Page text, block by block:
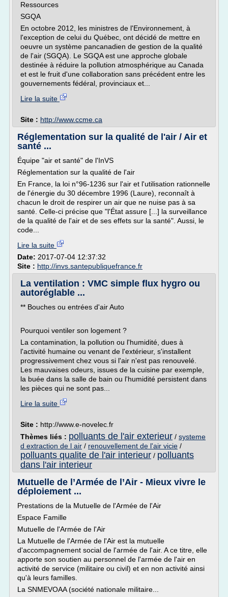
Ressources
SGQA
En octobre 2012, les ministres de l'Environnement, à
l'exception de celui du Québec, ont décidé de mettre en
oeuvre un système pancanadien de gestion de la qualité
de l'air (SGQA). Le SGQA est une approche globale
destinée à réduire la pollution atmosphérique au Canada
et est le fruit d'une collaboration sans précédent entre les
gouvernements fédéral, provinciaux et...
Lire la suite
Site : http://www.ccme.ca
Réglementation sur la qualité de l'air / Air et
santé ...
Équipe "air et santé" de l'InVS
Réglementation sur la qualité de l'air
En France, la loi n°96-1236 sur l'air et l'utilisation rationnelle
de l'énergie du 30 décembre 1996 (Laure), reconnaît à
chacun le droit de respirer un air que ne nuise pas à sa
santé. Celle-ci précise que "l'État assure [...] la surveillance
de la qualité de l'air et de ses effets sur la santé". Aussi, le
code...
Lire la suite
Date: 2017-07-04 12:37:32
Site : http://invs.santepubliquefrance.fr
La ventilation : VMC simple flux hygro ou
autoréglable ...
** Bouches ou entrées d'air Auto
Pourquoi ventiler son logement ?
La contamination, la pollution ou l'humidité, dues à
l'activité humaine ou venant de l'extérieur, s'installent
progressivement chez vous si l'air n'est pas renouvelé.
Les mauvaises odeurs, issues de la cuisine par exemple,
la buée dans la salle de bain ou l'humidité persistent dans
les pièces qui ne sont pas...
Lire la suite
Site : http://www.e-novelec.fr
Thèmes liés : polluants de l'air exterieur / systeme
d extraction de l air / renouvellement de l'air vicie /
polluants qualite de l'air interieur / polluants
dans l'air interieur
Mutuelle de l’Armée de l’Air - Mieux vivre le
déploiement ...
Prestations de la Mutuelle de l'Armée de l'Air
Espace Famille
Mutuelle de l'Armée de l'Air
La Mutuelle de l'Armée de l'Air est la mutuelle
d'accompagnement social de l'armée de l'air. A ce titre, elle
apporte son soutien au personnel de l'armée de l'air en
activité de service (militaire ou civil) et en non activité ainsi
qu'à leurs familles.
La SNMEVOAA (société nationale militaire...